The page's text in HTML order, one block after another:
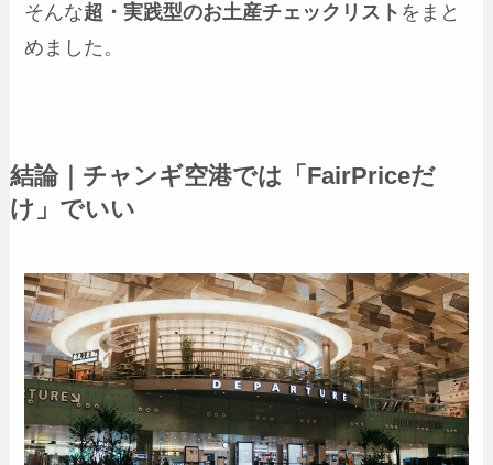
そんな超・実践型のお土産チェックリスト をまと
めました。
結論｜チャンギ空港では「FairPriceだ
け」でいい